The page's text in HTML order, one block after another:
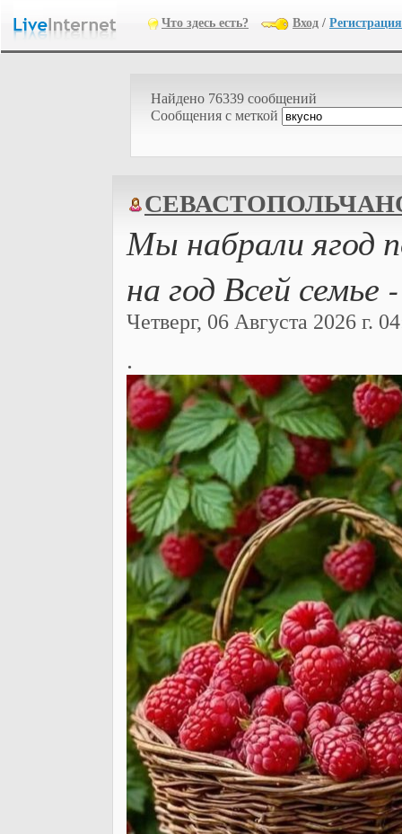
Что здесь есть? Вход / Регистрация
Найдено 76339 сообщений
Cообщения с меткой
Мы набрали ягод
на год Всей семье
Четверг, 06 Августа 2026 г.
.